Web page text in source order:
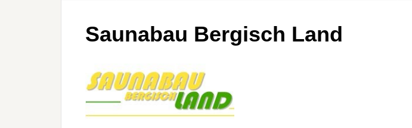
Saunabau Bergisch Land